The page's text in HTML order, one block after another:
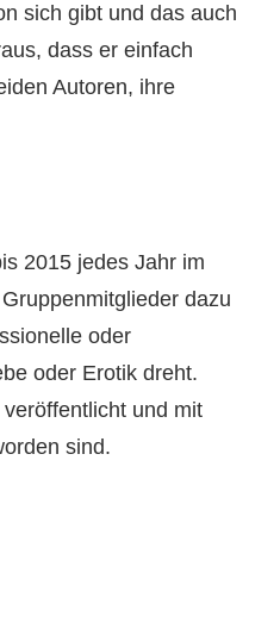
sich gibt und das auch
dass er einfach
Autoren, ihre
2015 jedes Jahr im
dazu
oder
oder Erotik dreht.
und mit
sind.